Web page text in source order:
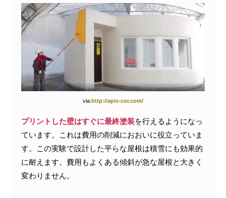
via:http://apis-cor.com/
プリントした壁はすぐに最終塗装を行えるようになっ
ています。これは費用の削減におおいに役立っていま
す。この実験で設計した平らな屋根は積雪にも効果的
に耐えます。費用もよくある傾斜が急な屋根と大きく
変わりません。